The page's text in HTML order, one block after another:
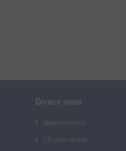
Direct naar
Weerstations
24 uurs radar